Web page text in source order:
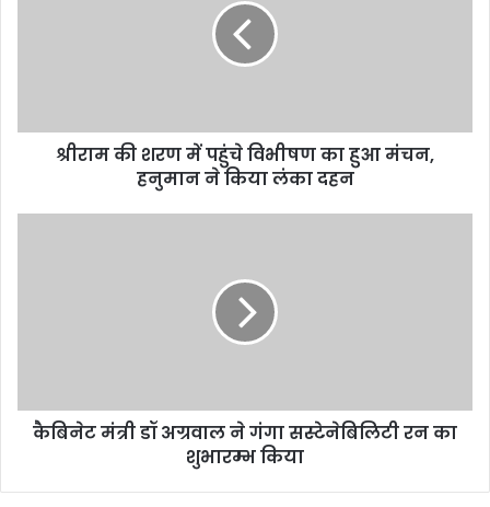
श्रीराम की शरण में पहुंचे विभीषण का हुआ मंचन,
हनुमान ने किया लंका दहन
कैबिनेट मंत्री डॉ अग्रवाल ने गंगा सस्टेनेबिलिटी रन का
शुभारम्भ किया